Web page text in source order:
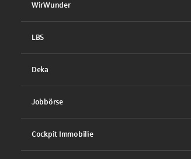
WirWunder
LBS
Deka
Jobbörse
Cockpit Immobilie